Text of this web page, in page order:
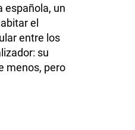
española, un
el
entre los
su
menos, pero